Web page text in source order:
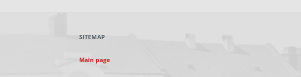
SITEMAP
Main page